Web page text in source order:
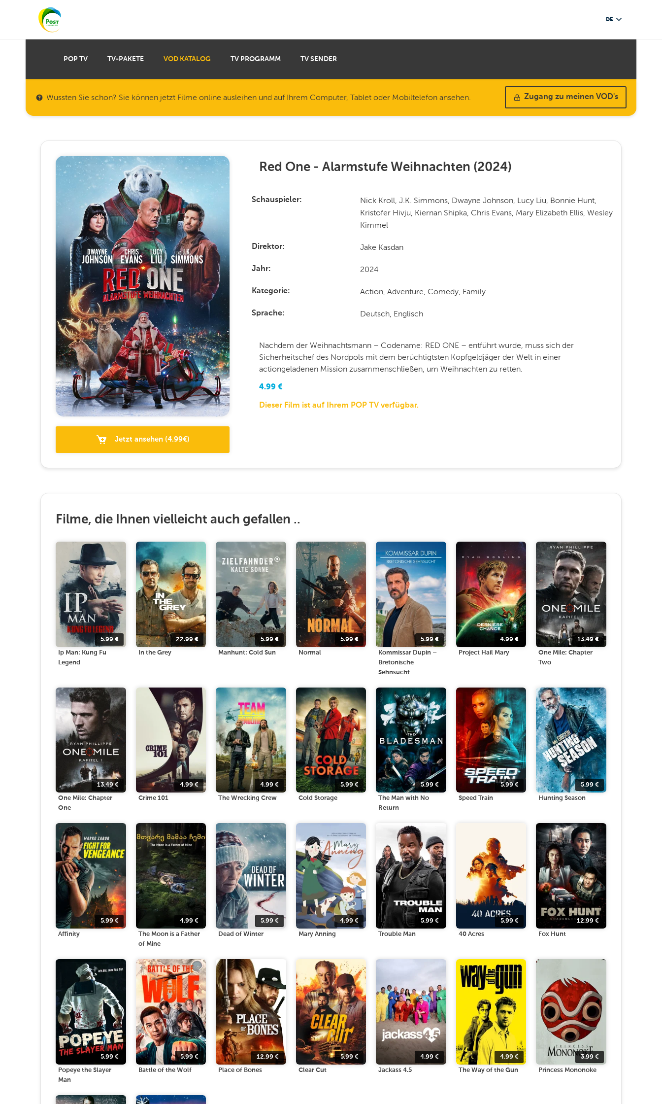
DE
POP TV TV-PAKETE VOD KATALOG TV PROGRAMM TV SENDER
Wussten Sie schon? Sie können jetzt Filme online ausleihen und auf Ihrem Computer, Tablet oder Mobiltelefon ansehen. Zugang zu meinen VOD's
Jetzt ansehen(4.99€)
Red One - Alarmstufe Weihnachten (2024)
Schauspieler
Nick Kroll, J.K. Simmons, Dwayne Johnson, Lucy Liu, Bonnie Hunt,
Kristofer Hivju, Kiernan Shipka, Chris Evans, Mary Elizabeth Ellis, Wesley
Kimmel
Direktor Jake Kasdan
Jahr 2024
Kategorie Action, Adventure, Comedy, Family
Sprache Deutsch, Englisch
Nachdem der Weihnachtsmann – Codename: RED ONE – entführt wurde, muss sich der
Sicherheitschef des Nordpols mit dem berüchtigtsten Kopfgeldjäger der Welt in einer
actiongeladenen Mission zusammenschließen, um Weihnachten zu retten.
4.99 €
Dieser Film ist auf Ihrem POP TV verfügbar.
Filme, die Ihnen vielleicht auch gefallen ..
5.99€
Ip Man: Kung Fu
Legend
22.99 €
In the Grey
5.99€
Manhunt: Cold Sun
5.99 €
Normal
5.99€
Kommissar Dupin –
Bretonische
Sehnsucht
4.99 €
Project Hail Mary
13.49€
One Mile: Chapter
Two
13.49€
One Mile: Chapter
One
4.99 €
Crime 101
4.99€
The Wrecking Crew
5.99€
Cold Storage
5.99€
The Man with No
Return
5.99€
Speed Train
5.99€
Hunting Season
5.99€
Affinity
4.99 €
The Moon is a Father
of Mine
5.99€
Dead of Winter
4.99 €
Mary Anning
5.99€
Trouble Man
5.99 €
40 Acres
12.99€
Fox Hunt
5.99€
Popeye the Slayer
Man
5.99 €
Battle of the Wolf
12.99€
Place of Bones
5.99 €
Clear Cut
4.99€
Jackass 4.5
4.99 €
The Way of the Gun
3.99€
Princess Mononoke